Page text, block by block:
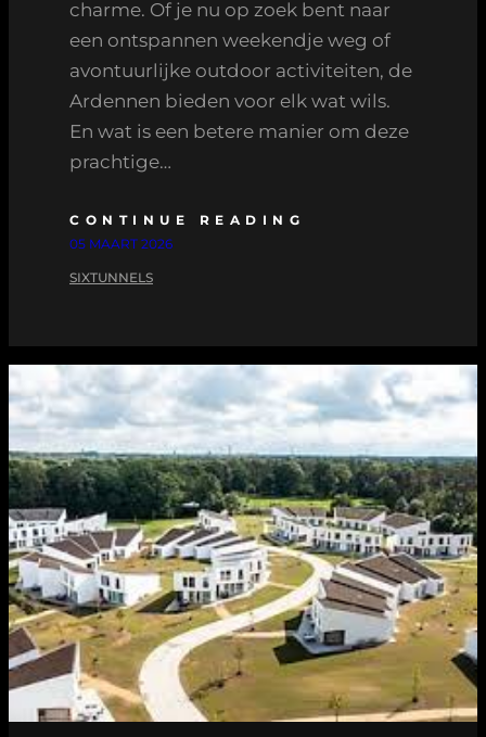
charme. Of je nu op zoek bent naar
een ontspannen weekendje weg of
avontuurlijke outdoor activiteiten, de
Ardennen bieden voor elk wat wils.
En wat is een betere manier om deze
prachtige…
CONTINUE READING
05 MAART 2026
SIXTUNNELS